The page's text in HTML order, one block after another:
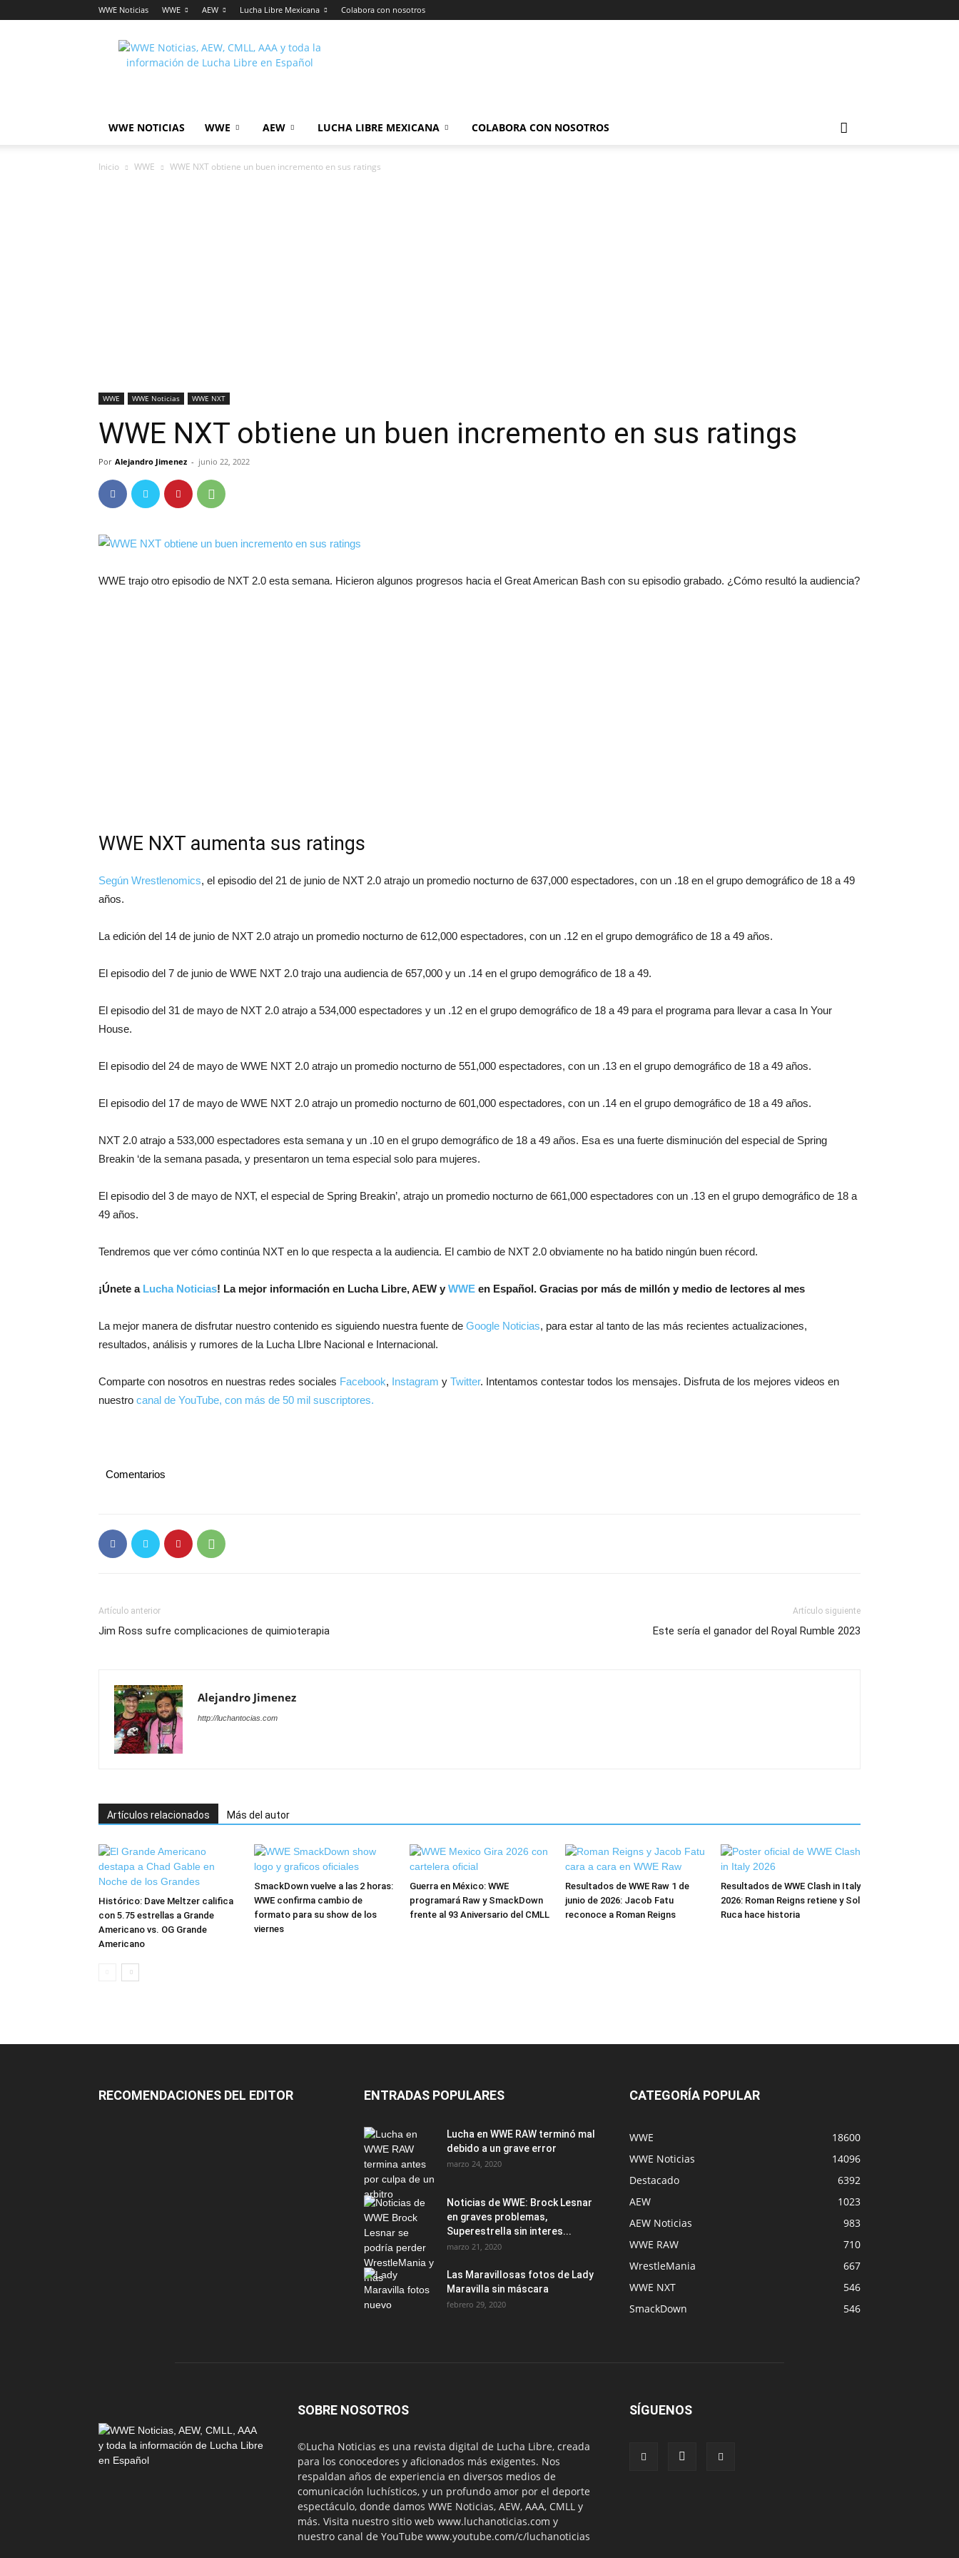
WWE Noticias WWE AEW Lucha Libre Mexicana Colabora con nosotros
Lucha
Noticias
WWE NOTICIAS WWE AEW LUCHA LIBRE MEXICANA COLABORA CON NOSOTROS
Inicio WWE WWE NXT obtiene un buen incremento en sus ratings
WWE WWE Noticias WWE NXT
WWE NXT obtiene un buen incremento en sus ratings
Por Alejandro Jimenez - junio 22, 2022
WWE trajo otro episodio de NXT 2.0 esta semana. Hicieron algunos progresos hacia el Great American Bash con su episodio grabado. ¿Cómo resultó la audiencia?
WWE NXT aumenta sus ratings
Según Wrestlenomics, el episodio del 21 de junio de NXT 2.0 atrajo un promedio nocturno de 637,000 espectadores, con un .18 en el grupo demográfico de 18 a 49
años.
La edición del 14 de junio de NXT 2.0 atrajo un promedio nocturno de 612,000 espectadores, con un .12 en el grupo demográfico de 18 a 49 años.
El episodio del 7 de junio de WWE NXT 2.0 trajo una audiencia de 657,000 y un .14 en el grupo demográfico de 18 a 49.
El episodio del 31 de mayo de NXT 2.0 atrajo a 534,000 espectadores y un .12 en el grupo demográfico de 18 a 49 para el programa para llevar a casa In Your
House.
El episodio del 24 de mayo de WWE NXT 2.0 atrajo un promedio nocturno de 551,000 espectadores, con un .13 en el grupo demográfico de 18 a 49 años.
El episodio del 17 de mayo de WWE NXT 2.0 atrajo un promedio nocturno de 601,000 espectadores, con un .14 en el grupo demográfico de 18 a 49 años.
NXT 2.0 atrajo a 533,000 espectadores esta semana y un .10 en el grupo demográfico de 18 a 49 años. Esa es una fuerte disminución del especial de Spring
Breakin ‘de la semana pasada, y presentaron un tema especial solo para mujeres.
El episodio del 3 de mayo de NXT, el especial de Spring Breakin’, atrajo un promedio nocturno de 661,000 espectadores con un .13 en el grupo demográfico de 18 a
49 años.
Tendremos que ver cómo continúa NXT en lo que respecta a la audiencia. El cambio de NXT 2.0 obviamente no ha batido ningún buen récord.
¡Únete a Lucha Noticias! La mejor información en Lucha Libre, AEW y WWE en Español. Gracias por más de millón y medio de lectores al mes
La mejor manera de disfrutar nuestro contenido es siguiendo nuestra fuente de Google Noticias, para estar al tanto de las más recientes actualizaciones,
resultados, análisis y rumores de la Lucha LIbre Nacional e Internacional.
Comparte con nosotros en nuestras redes sociales Facebook, Instagram y Twitter. Intentamos contestar todos los mensajes. Disfruta de los mejores videos en
nuestro canal de YouTube, con más de 50 mil suscriptores.
Comentarios
Artículo anterior
Jim Ross sufre complicaciones de quimioterapia
Artículo siguiente
Este sería el ganador del Royal Rumble 2023
Alejandro Jimenez
http://luchantocias.com
Artículos relacionados Más del autor
Histórico: Dave Meltzer califica
con 5.75 estrellas a Grande
Americano vs. OG Grande
Americano
SmackDown vuelve a las 2 horas:
WWE confirma cambio de
formato para su show de los
viernes
Guerra en México: WWE
programará Raw y SmackDown
frente al 93 Aniversario del CMLL
Resultados de WWE Raw 1 de
junio de 2026: Jacob Fatu
reconoce a Roman Reigns
Resultados de WWE Clash in Italy
2026: Roman Reigns retiene y Sol
Ruca hace historia
RECOMENDACIONES DEL EDITOR ENTRADAS POPULARES
Lucha en WWE RAW terminó mal
debido a un grave error
marzo 24, 2020
Noticias de WWE: Brock Lesnar
en graves problemas,
Superestrella sin interes...
marzo 21, 2020
Las Maravillosas fotos de Lady
Maravilla sin máscara
febrero 29, 2020
CATEGORÍA POPULAR
WWE
18600
WWE Noticias
14096
Destacado
6392
AEW
1023
AEW Noticias
983
WWE RAW
710
WrestleMania
667
WWE NXT
546
SmackDown
546
SOBRE NOSOTROS
©Lucha Noticias es una revista digital de Lucha Libre, creada
para los conocedores y aficionados más exigentes. Nos
respaldan años de experiencia en diversos medios de
comunicación luchísticos, y un profundo amor por el deporte
espectáculo, donde damos WWE Noticias, AEW, AAA, CMLL y
más. Visita nuestro sitio web www.luchanoticias.com y
nuestro canal de YouTube www.youtube.com/c/luchanoticias
SÍGUENOS